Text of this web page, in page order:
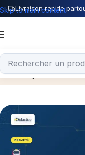
Livraison rapide
Skip to main content
Posts byadmin